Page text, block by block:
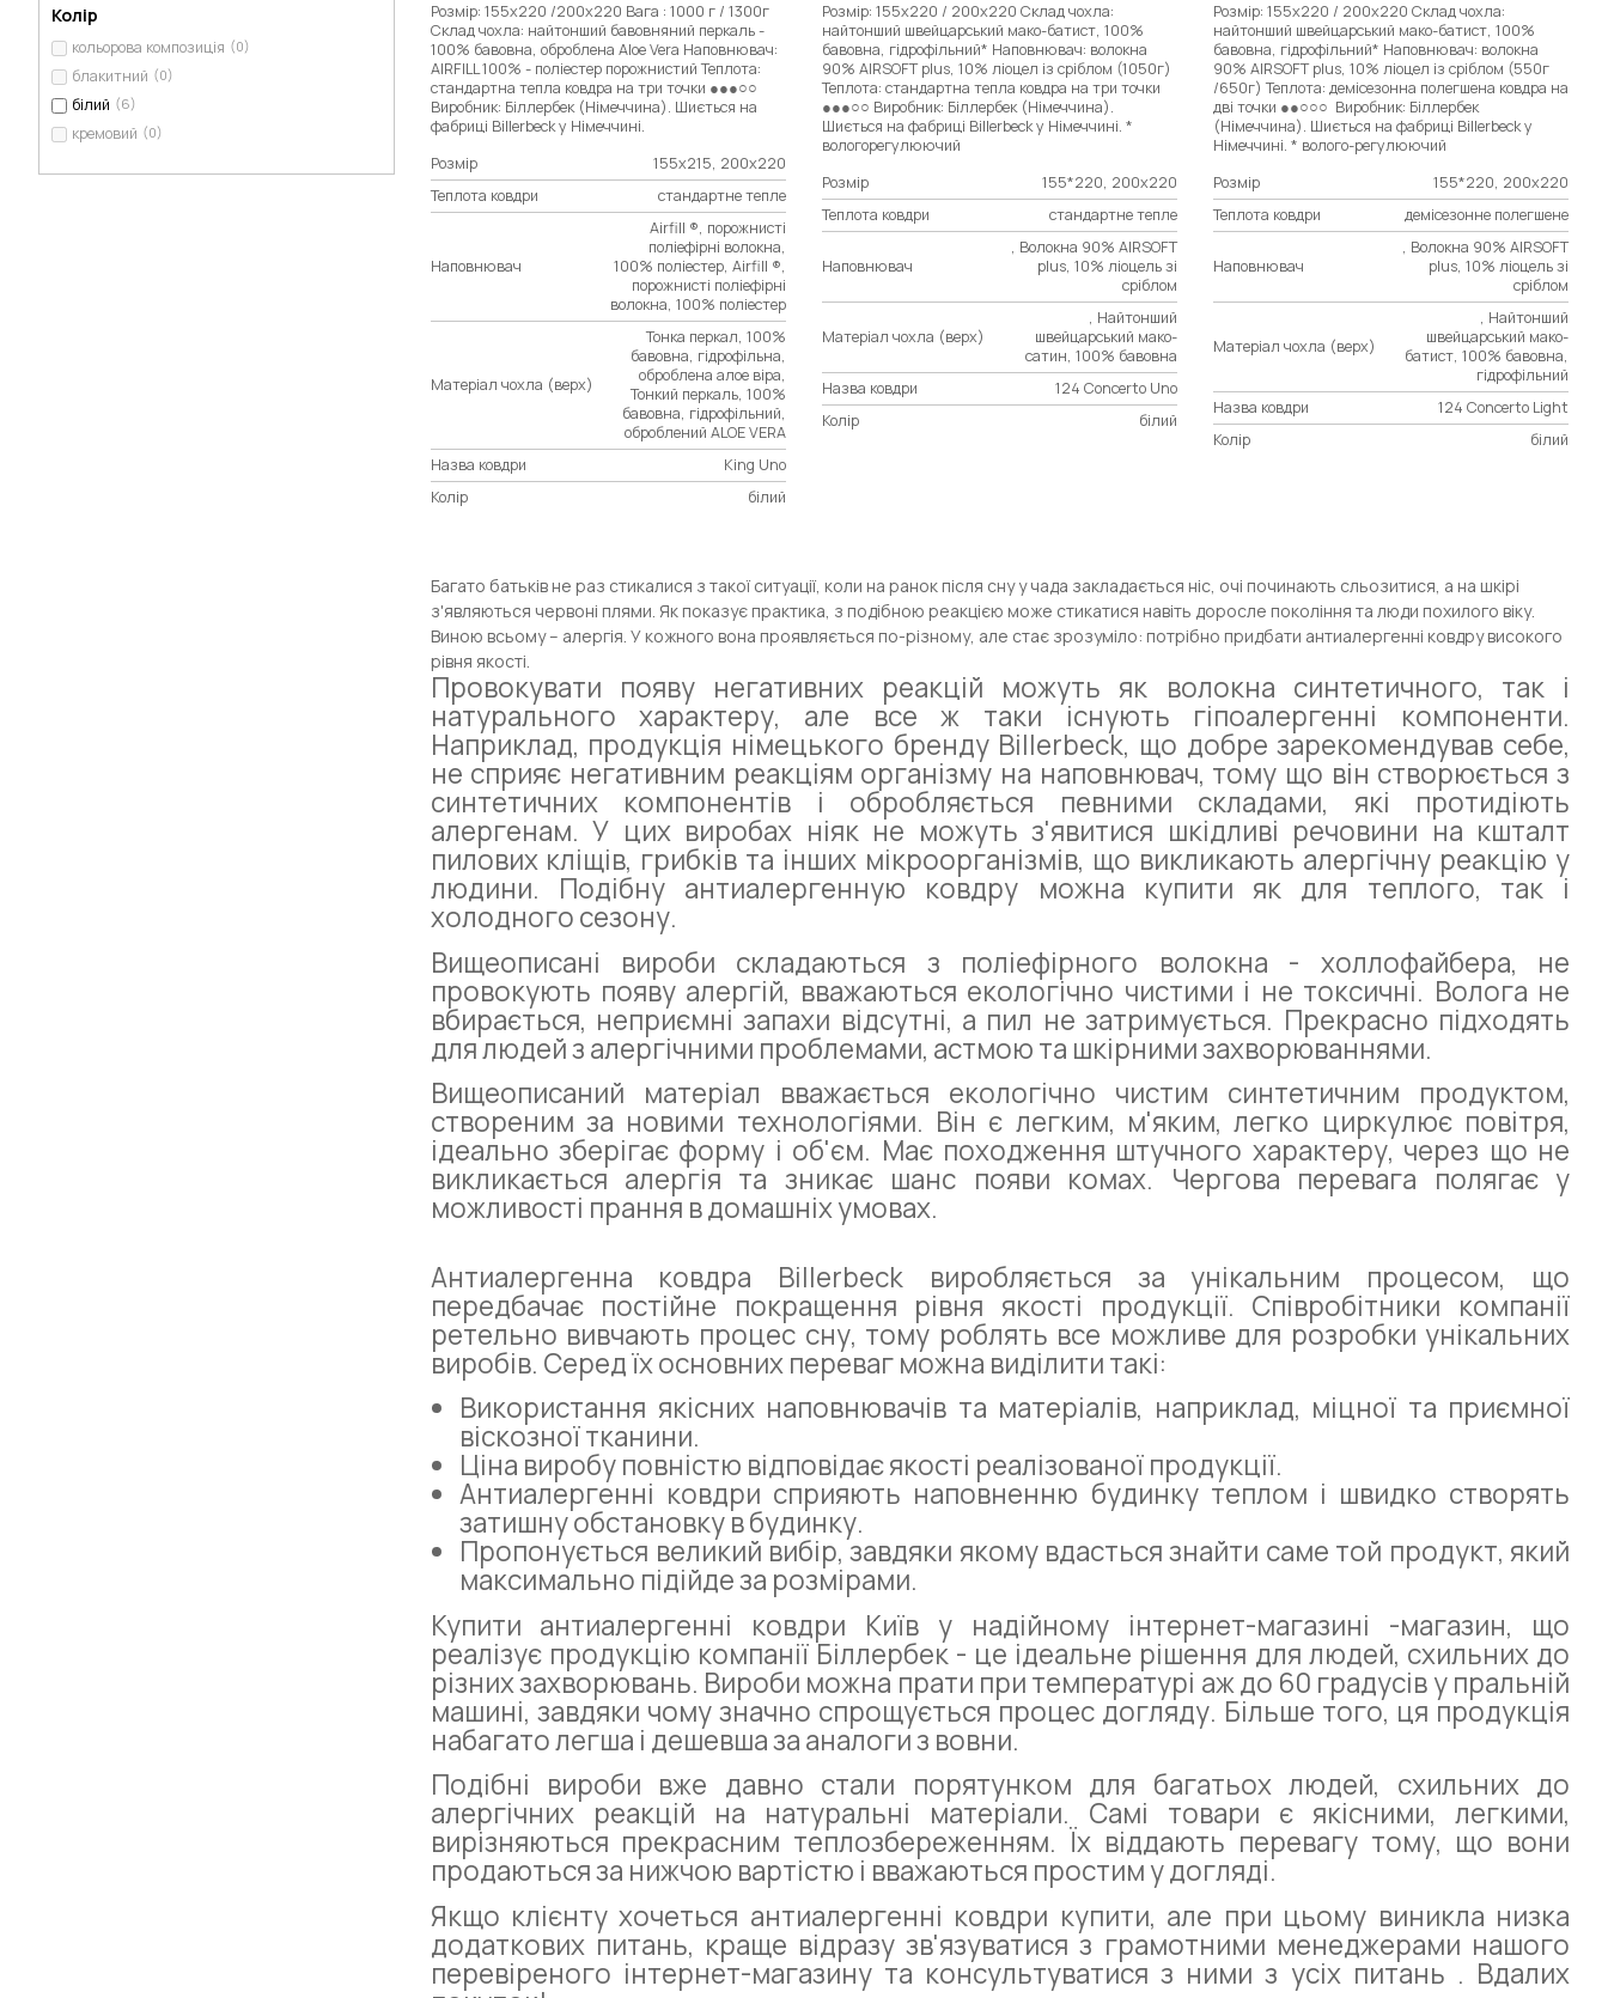
Колір
кольорова композиція (0)
блакитний (0)
білий (6)
кремовий (0)
Розмір: 155х220 /200х220 Вага : 1000 г / 1300г
Склад чохла: найтонший бавовняний перкаль -
100% бавовна, оброблена Aloe Vera Наповнювач:
AIRFILL 100% - поліестер порожнистий Теплота:
стандартна тепла ковдра на три точки ●●●○○
Виробник: Біллербек (Німеччина). Шиється на
фабриці Billerbeck у Німеччині.
Розмір
155х215, 200х220
Теплота ковдри
стандартне тепле
Наповнювач
Airfill ®, порожнисті
поліефірні волокна,
100% поліестер, Airfill ®,
порожнисті поліефірні
волокна, 100% поліестер
Матеріал чохла (верх)
Тонка перкал, 100%
бавовна, гідрофільна,
оброблена алое віра,
Тонкий перкаль, 100%
бавовна, гідрофільний,
оброблений ALOE VERA
Назва ковдри
King Uno
Колір
білий
Розмір: 155х220 / 200х220 Склад чохла:
найтонший швейцарський мако-батист, 100%
бавовна, гідрофільний* Наповнювач: волокна
90% AIRSOFT plus, 10% ліоцел із сріблом (1050г)
Теплота: стандартна тепла ковдра на три точки
●●●○○ Виробник: Біллербек (Німеччина).
Шиється на фабриці Billerbeck у Німеччині. *
вологорегулюючий
Розмір
155*220, 200х220
Теплота ковдри
стандартне тепле
Наповнювач
, Волокна 90% AIRSOFT
plus, 10% ліоцель зі
сріблом
Матеріал чохла (верх)
, Найтонший
швейцарський мако-
сатин, 100% бавовна
Назва ковдри
124 Concerto Uno
Колір
білий
Розмір: 155х220 / 200х220 Склад чохла:
найтонший швейцарський мако-батист, 100%
бавовна, гідрофільний* Наповнювач: волокна
90% AIRSOFT plus, 10% ліоцел із сріблом (550г
/650г) Теплота: демісезонна полегшена ковдра на
дві точки ●●○○○ Виробник: Біллербек
(Німеччина). Шиється на фабриці Billerbeck у
Німеччині. * волого-регулюючий
Розмір
155*220, 200х220
Теплота ковдри
демісезонне полегшене
Наповнювач
, Волокна 90% AIRSOFT
plus, 10% ліоцель зі
сріблом
Матеріал чохла (верх)
, Найтонший
швейцарський мако-
батист, 100% бавовна,
гідрофільний
Назва ковдри
124 Concerto Light
Колір
білий
Багато батьків не раз стикалися з такої ситуації, коли на ранок після сну у чада закладається ніс, очі починають сльозитися, а на шкірі
з'являються червоні плями. Як показує практика, з подібною реакцією може стикатися навіть доросле покоління та люди похилого віку.
Виною всьому – алергія. У кожного вона проявляється по-різному, але стає зрозуміло: потрібно придбати антиалергенні ковдру високого
рівня якості.
Провокувати появу негативних реакцій можуть як волокна синтетичного, так і
натурального характеру, але все ж таки існують гіпоалергенні компоненти.
Наприклад, продукція німецького бренду Billerbeck, що добре зарекомендував себе,
не сприяє негативним реакціям організму на наповнювач, тому що він створюється з
синтетичних компонентів і обробляється певними складами, які протидіють
алергенам. У цих виробах ніяк не можуть з'явитися шкідливі речовини на кшталт
пилових кліщів, грибків та інших мікроорганізмів, що викликають алергічну реакцію у
людини. Подібну антиалергенную ковдру можна купити як для теплого, так і
холодного сезону.
Вищеописані вироби складаються з поліефірного волокна - холлофайбера, не
провокують появу алергій, вважаються екологічно чистими і не токсичні. Волога не
вбирається, неприємні запахи відсутні, а пил не затримується. Прекрасно підходять
для людей з алергічними проблемами, астмою та шкірними захворюваннями.
Вищеописаний матеріал вважається екологічно чистим синтетичним продуктом,
створеним за новими технологіями. Він є легким, м'яким, легко циркулює повітря,
ідеально зберігає форму і об'єм. Має походження штучного характеру, через що не
викликається алергія та зникає шанс появи комах. Чергова перевага полягає у
можливості прання в домашніх умовах.
Антиалергенна ковдра Billerbeck виробляється за унікальним процесом, що
передбачає постійне покращення рівня якості продукції. Співробітники компанії
ретельно вивчають процес сну, тому роблять все можливе для розробки унікальних
виробів. Серед їх основних переваг можна виділити такі:
Використання якісних наповнювачів та матеріалів, наприклад, міцної та приємної
віскозної тканини.
Ціна виробу повністю відповідає якості реалізованої продукції.
Антиалергенні ковдри сприяють наповненню будинку теплом і швидко створять
затишну обстановку в будинку.
Пропонується великий вибір, завдяки якому вдасться знайти саме той продукт, який
максимально підійде за розмірами.
Купити антиалергенні ковдри Київ у надійному інтернет-магазині -магазин, що
реалізує продукцію компанії Біллербек - це ідеальне рішення для людей, схильних до
різних захворювань. Вироби можна прати при температурі аж до 60 градусів у пральній
машині, завдяки чому значно спрощується процес догляду. Більше того, ця продукція
набагато легша і дешевша за аналоги з вовни.
Подібні вироби вже давно стали порятунком для багатьох людей, схильних до
алергічних реакцій на натуральні матеріали. Самі товари є якісними, легкими,
вирізняються прекрасним теплозбереженням. Їх віддають перевагу тому, що вони
продаються за нижчою вартістю і вважаються простим у догляді.
Якщо клієнту хочеться антиалергенні ковдри купити, але при цьому виникла низка
додаткових питань, краще відразу зв'язуватися з грамотними менеджерами нашого
перевіреного інтернет-магазину та консультуватися з ними з усіх питань . Вдалих